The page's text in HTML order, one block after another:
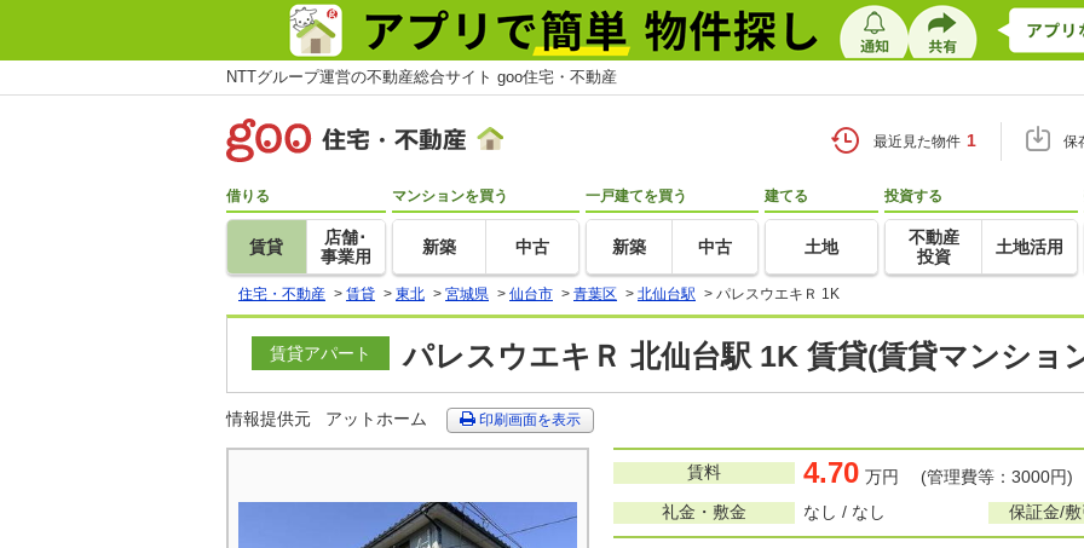
NTTグループ運営の不動産総合サイト goo住宅・不動産
最近見た物件 1 保
借りる
賃貸
店舗･
事業用
マンションを買う
新築 中古
一戸建てを買う
新築 中古
建てる
土地
投資する
不動産
投資
土地活用
住宅・不動産 > 賃貸 > 東北 > 宮城県 > 仙台市 > 青葉区 > 北仙台駅 > パレスウエキＲ 1K
賃貸アパート パレスウエキＲ 北仙台駅 1K 賃貸(賃貸マンショ
情報提供元 アットホーム 印刷画面を表示
賃料 4.70 万円 (管理費等：3000円)
礼金・敷金
なし / なし 保証金/